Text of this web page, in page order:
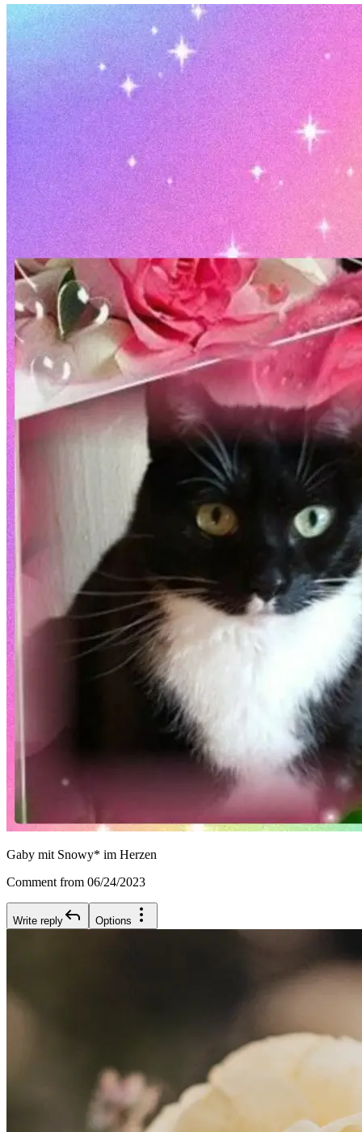
Gaby mit Snowy* im Herzen
Comment from 06/24/2023
Write reply Options